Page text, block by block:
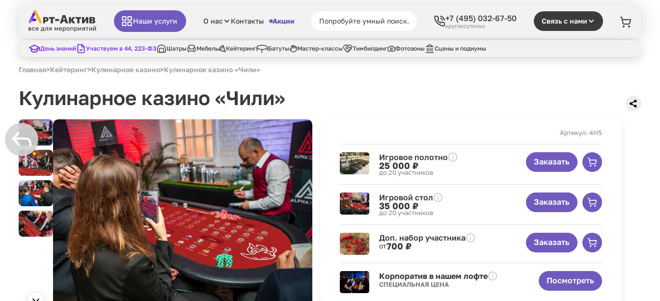
Наши услуги О нас Контакты Акции +7 (495) 032-67-50
круглосуточно
Связь с нами
День знаний Участвуем в 44, 223-ФЗ Шатры Мебель Кейтеринг Батуты Мастер-классы Тимбилдинг Фотозоны Сцены и подиумы
Главная>Кейтеринг>Кулинарное казино>Кулинарное казино «Чили»
Кулинарное казино «Чили»
Артикул: 4H5
Игровое полотно
25 000 ₽
до 20 участников
Заказать
Игровой стол
35 000 ₽
до 20 участников
Заказать
Доп. набор участника
от700 ₽ Заказать
Корпоратив в нашем лофте
СПЕЦИАЛЬНАЯ ЦЕНА Посмотреть